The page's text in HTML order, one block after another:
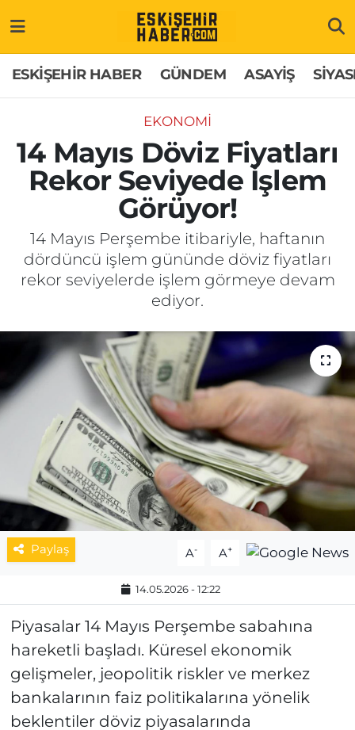
ESKİŞEHİR HABER GÜNDEM ASAYİŞ
EKONOMİ
14 Mayıs Döviz Fiyatları
Rekor Seviyede İşlem
Görüyor!
14 Mayıs Perşembe itibariyle, haftanın
dördüncü işlem gününde döviz fiyatları
rekor seviyelerde işlem görmeye devam
ediyor.
Paylaş A- A+
14.05.2026 - 12:22
Piyasalar 14 Mayıs Perşembe sabahına
hareketli başladı. Küresel ekonomik
gelişmeler, jeopolitik riskler ve merkez
bankalarının faiz politikalarına yönelik
beklentiler döviz piyasalarında
GÜNDEM
ASAYİŞ
SİYASET
SAĞLIK
SPOR
MAGAZİN
ESKİŞEHİRSPOR
Hakkımızda
İletişim
Künye
Odunpazarı Trafik Yoğunluk Haritası
Süper Lig Puan Durumu ve Fikstür
Tüm Manşetler
Son Dakika Haberleri
Haber Arşivi